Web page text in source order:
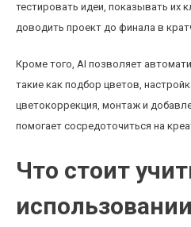
тестировать идеи, показывать их
доводить проект до финала в
Кроме того, AI позволяет
такие как подбор цветов,
цветокоррекция, монтаж и
помогает сосредоточиться на
Что стоит